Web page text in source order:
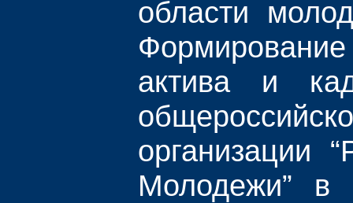
области
актива и
организации
Молодежи” в